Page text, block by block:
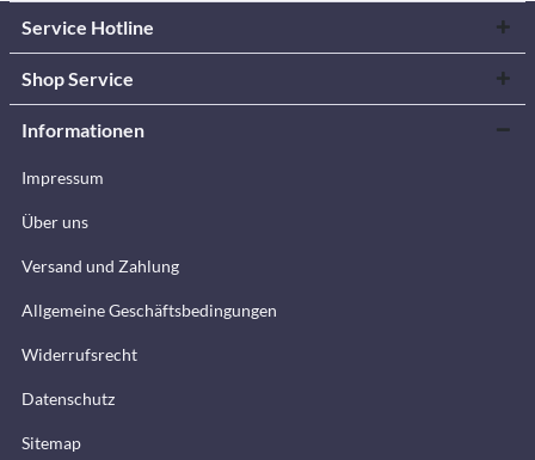
Service Hotline
Shop Service
Informationen
Impressum
Über uns
Versand und Zahlung
Allgemeine Geschäftsbedingungen
Widerrufsrecht
Datenschutz
Sitemap